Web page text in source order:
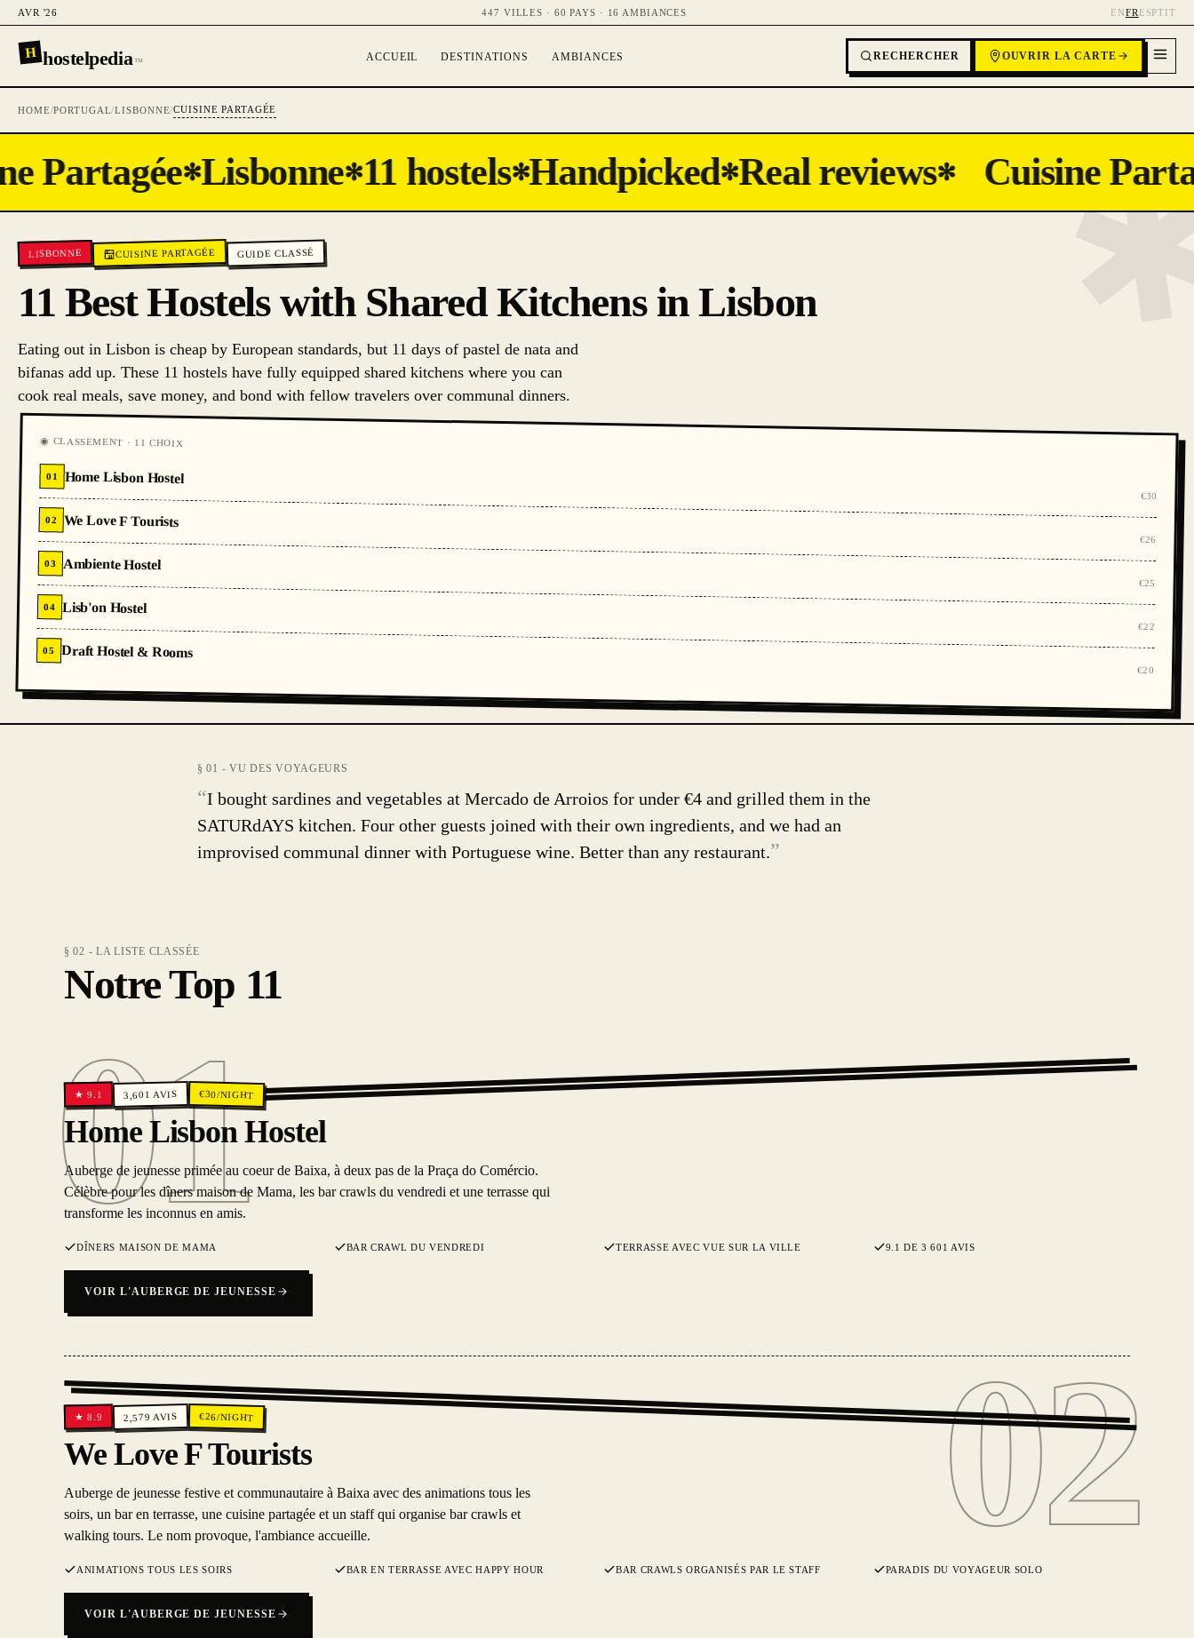
AVR '26 447 VILLES · 60 PAYS · 16 AMBIANCES ENFR ESPTIT
H hostelpedia™ ACCUEIL DESTINATIONS AMBIANCES RECHERCHER OUVRIR LA CARTE
HOME/PORTUGAL/LISBONNE/CUISINE PARTAGÉE
Partagée✻Lisbonne✻11 hostels✻Handpicked✻ Real reviews✻ Cuisine
LISBONNE CUISINE PARTAGÉE GUIDE CLASSÉ
11 Best Hostels with Shared Kitchens in Lisbon
Eating out in Lisbon is cheap by European standards, but 11 days of pastel de nata and
bifanas add up. These 11 hostels have fully equipped shared kitchens where you can
cook real meals, save money, and bond with fellow travelers over communal dinners.
◉ CLASSEMENT · 11 CHOIX
01 Home Lisbon Hostel
€30
02 We Love F Tourists
€26
03 Ambiente Hostel
€25
04 Lisb'on Hostel
€22
05 Draft Hostel & Rooms
€20
§ 01 - VU DES VOYAGEURS
“I bought sardines and vegetables at Mercado de Arroios for under €4 and grilled them in the
SATURdAYS kitchen. Four other guests joined with their own ingredients, and we had an
improvised communal dinner with Portuguese wine. Better than any restaurant.”
§ 02 - LA LISTE CLASSÉE
Notre Top 11
01
01
★9.1 3,601 AVIS €30/NIGHT
Home Lisbon Hostel
Auberge de jeunesse primée au coeur de Baixa, à deux pas de la Praça do Comércio.
Célèbre pour les dîners maison de Mama, les bar crawls du vendredi et une terrasse qui
transforme les inconnus en amis.
DÎNERS MAISON DE MAMA BAR CRAWL DU VENDREDI TERRASSE AVEC VUE SUR LA VILLE 9.1 DE 3 601 AVIS
VOIR L'AUBERGE DE JEUNESSE
02
02
★8.9 2,579 AVIS €26/NIGHT
We Love F Tourists
Auberge de jeunesse festive et communautaire à Baixa avec des animations tous les
soirs, un bar en terrasse, une cuisine partagée et un staff qui organise bar crawls et
walking tours. Le nom provoque, l'ambiance accueille.
ANIMATIONS TOUS LES SOIRS BAR EN TERRASSE AVEC HAPPY HOUR BAR CRAWLS ORGANISÉS PAR LE STAFF PARADIS DU VOYAGEUR SOLO
VOIR L'AUBERGE DE JEUNESSE